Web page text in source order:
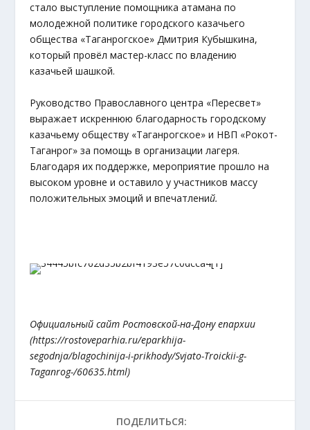
стало выступление помощника атамана по
молодежной политике городского казачьего
общества «Таганрогское» Дмитрия Кубышкина,
который провёл мастер-класс по владению
казачьей шашкой.
Руководство Православного центра «Пересвет»
выражает искреннюю благодарность городскому
казачьему обществу «Таганрогское» и НВП «Рокот-
Таганрог» за помощь в организации лагеря.
Благодаря их поддержке, мероприятие прошло на
высоком уровне и оставило у участников массу
положительных эмоций и впечатлений.
Официальный сайт Ростовской-на-Дону епархии
(https://rostoveparhia.ru/eparkhija-
segodnja/blagochinija-i-prikhody/Svjato-Troickii-g-
Taganrog-/60635.html)
ПОДЕЛИТЬСЯ: